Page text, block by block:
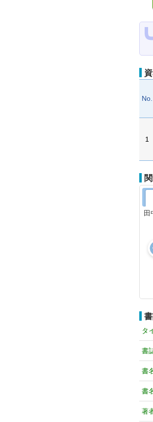
No.
1
田
タ
書
書
書
著